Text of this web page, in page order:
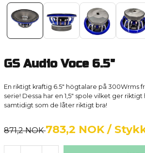
GS Audio Voce 6.5"
En riktigt kraftig 6.5" högtalare på 300Wrms
serie! Dessa har en 1,5" spole vilket ger
samtidigt som de låter riktigt bra!
871,2 NOK783,2 NOK /